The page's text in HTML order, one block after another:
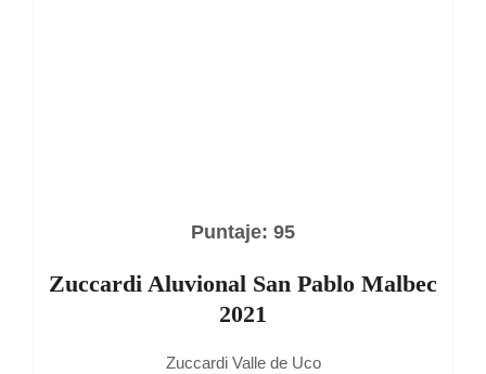
Puntaje: 95
Zuccardi Aluvional San Pablo Malbec
2021
Zuccardi Valle de Uco